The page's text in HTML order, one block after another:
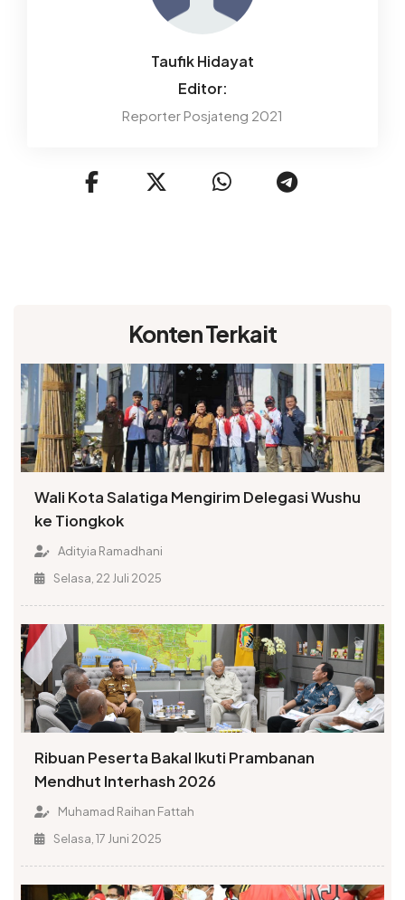
Taufik Hidayat
Editor:
Reporter Posjateng 2021
Konten Terkait
Wali Kota Salatiga Mengirim Delegasi Wushu
ke Tiongkok
Adityia Ramadhani
Selasa, 22 Juli 2025
Ribuan Peserta Bakal Ikuti Prambanan
Mendhut Interhash 2026
Muhamad Raihan Fattah
Selasa, 17 Juni 2025